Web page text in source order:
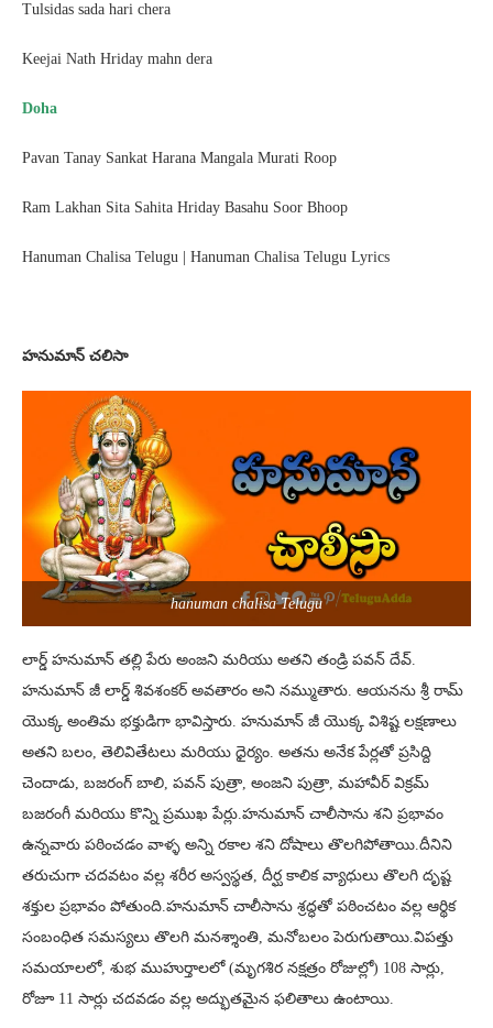
Tulsidas sada hari chera
Keejai Nath Hriday mahn dera
Doha
Pavan Tanay Sankat Harana Mangala Murati Roop
Ram Lakhan Sita Sahita Hriday Basahu Soor Bhoop
Hanuman Chalisa Telugu | Hanuman Chalisa Telugu Lyrics
హనుమాన్ చలిసా
hanuman chalisa Telugu
లార్డ్ హనుమాన్ తల్లి పేరు అంజని మరియు అతని తండ్రి పవన్ దేవ్.
హనుమాన్ జీ లార్డ్ శివశంకర్ అవతారం అని నమ్ముతారు. ఆయనను శ్రీ రామ్
యొక్క అంతిమ భక్తుడిగా భావిస్తారు. హనుమాన్ జీ యొక్క విశిష్ట లక్షణాలు
అతని బలం, తెలివితేటలు మరియు ధైర్యం. అతను అనేక పేర్లతో ప్రసిద్ది
చెందాడు, బజరంగ్ బాలి, పవన్ పుత్రా, అంజని పుత్రా, మహావీర్ విక్రమ్
బజరంగీ మరియు కొన్ని ప్రముఖ పేర్లు.హనుమాన్ చాలీసాను శని ప్రభావం
ఉన్నవారు పఠించడం వాళ్ళ అన్ని రకాల శని దోషాలు తొలగిపోతాయి.దీనిని
తరుచుగా చదవటం వల్ల శరీర అస్వస్థత, దీర్ఘ కాలిక వ్యాధులు తొలగి దృష్ట
శక్తుల ప్రభావం పోతుంది.హనుమాన్ చాలీసాను శ్రద్ధతో పఠించటం వల్ల ఆర్థిక
సంబంధిత సమస్యలు తొలగి మనశ్శాంతి, మనోబలం పెరుగుతాయి.విపత్తు
సమయాలలో, శుభ ముహుర్తాలలో (మృగశిర నక్షత్రం రోజుల్లో) 108 సార్లు,
రోజూ 11 సార్లు చదవడం వల్ల అద్భుతమైన ఫలితాలు ఉంటాయి.